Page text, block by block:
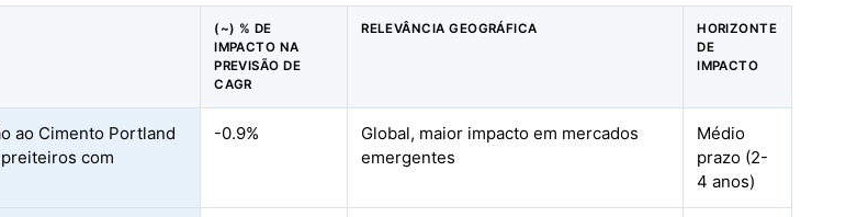
(~) % DE
IMPACTO NA
PREVISÃO DE
CAGR
RELEVÂNCIA GEOGRÁFICA
HORIZONTE
DE
IMPACTO
ao Cimento Portland
com
-0.9%
Global, maior impacto em mercados
emergentes
Médio
prazo (2-
4 anos)